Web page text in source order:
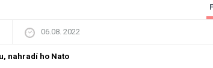
06.08. 2022
nahradí ho Nato